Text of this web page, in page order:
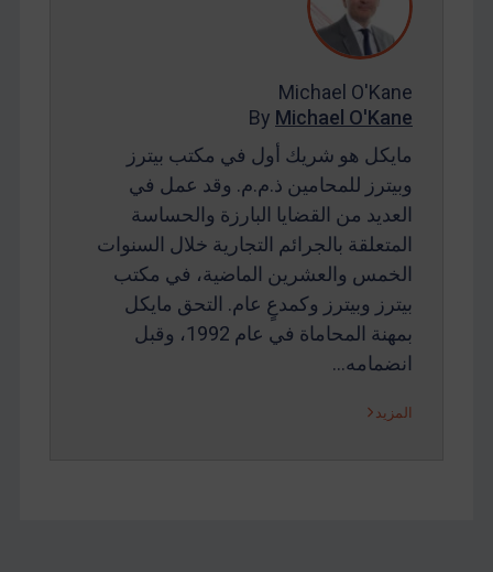
Michael O'Kane
By Michael O'Kane
مايكل هو شريك أول في مكتب بيترز
وبيترز للمحامين ذ.م.م. وقد عمل في
العديد من القضايا البارزة والحساسة
المتعلقة بالجرائم التجارية خلال السنوات
الخمس والعشرين الماضية، في مكتب
بيترز وبيترز وكمدعٍ عام. التحق مايكل
بمهنة المحاماة في عام 1992، وقبل
انضمامه…
المزيد